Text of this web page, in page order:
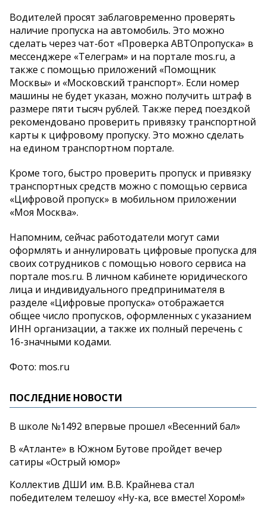
Водителей просят заблаговременно проверять
наличие пропуска на автомобиль. Это можно
сделать через чат-бот «Проверка АВТОпропуска» в
мессенджере «Телеграм» и на портале mos.ru, а
также с помощью приложений «Помощник
Москвы» и «Московский транспорт». Если номер
машины не будет указан, можно получить штраф в
размере пяти тысяч рублей. Также перед поездкой
рекомендовано проверить привязку транспортной
карты к цифровому пропуску. Это можно сделать
на едином транспортном портале.
Кроме того, быстро проверить пропуск и привязку
транспортных средств можно с помощью сервиса
«Цифровой пропуск» в мобильном приложении
«Моя Москва».
Напомним, сейчас работодатели могут сами
оформлять и аннулировать цифровые пропуска для
своих сотрудников с помощью нового сервиса на
портале mos.ru. В личном кабинете юридического
лица и индивидуального предпринимателя в
разделе «Цифровые пропуска» отображается
общее число пропусков, оформленных с указанием
ИНН организации, а также их полный перечень с
16-значными кодами.
Фото: mos.ru
ПОСЛЕДНИЕ НОВОСТИ
В школе №1492 впервые прошел «Весенний бал»
В «Атланте» в Южном Бутове пройдет вечер
сатиры «Острый юмор»
Коллектив ДШИ им. В.В. Крайнева стал
победителем телешоу «Ну-ка, все вместе! Хором!»